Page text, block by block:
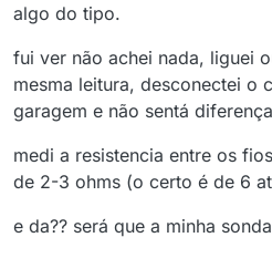
algo do tipo.
fui ver não achei nada, liguei
mesma leitura, desconectei o
garagem e não sentá
medi a resistencia entre os
de 2-3 ohms (o certo é de 6
e da?? será que a minha